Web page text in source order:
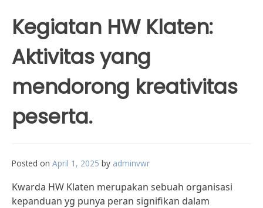
Kegiatan HW Klaten:
Aktivitas yang
mendorong kreativitas
peserta.
Posted on April 1, 2025 by adminvwr
Kwarda HW Klaten merupakan sebuah organisasi
kepanduan yg punya peran signifikan dalam